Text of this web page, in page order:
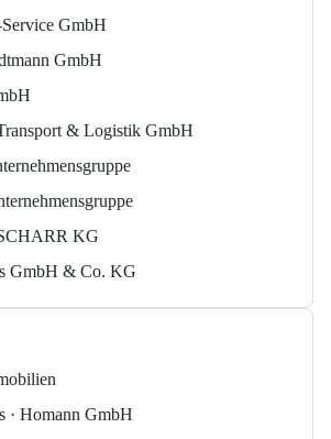
GmbH
GmbH
& Logistik GmbH
KG
GmbH & Co. KG
· Homann GmbH